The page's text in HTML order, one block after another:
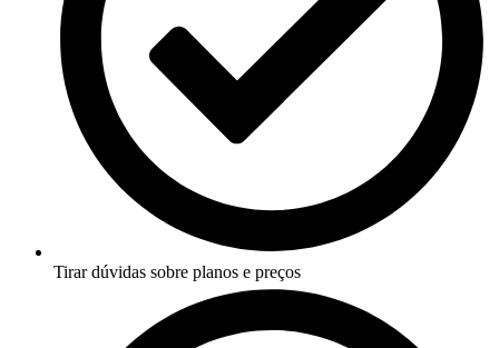
Tirar dúvidas sobre planos e preços